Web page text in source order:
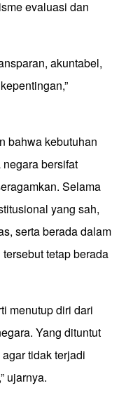
evaluasi dan
akuntabel,
bahwa kebutuhan
bersifat
Selama
yang sah,
serta berada dalam
tetap berada
menutup diri dari
Yang dituntut
tidak terjadi
ujarnya.